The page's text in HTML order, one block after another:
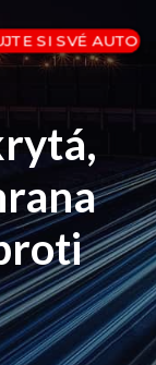
SI SVÉ AUTO